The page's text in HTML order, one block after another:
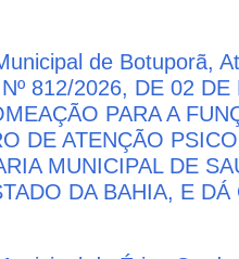
de Botuporã,
812/2026, DE 02
PARA A
DE ATENÇÃO
MUNICIPAL DE
DA BAHIA, E